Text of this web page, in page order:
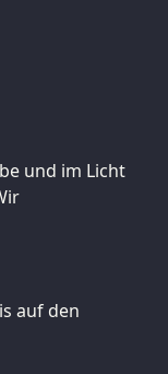
und im Licht
auf den